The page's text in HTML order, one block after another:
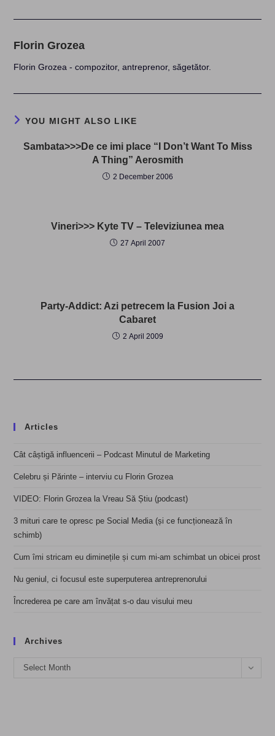
Florin Grozea
Florin Grozea - compozitor, antreprenor, săgetător.
YOU MIGHT ALSO LIKE
Sambata>>>De ce imi place “I Don’t Want To Miss
A Thing” Aerosmith
2 December 2006
Vineri>>> Kyte TV – Televiziunea mea
27 April 2007
Party-Addict: Azi petrecem la Fusion Joi a
Cabaret
2 April 2009
Articles
Cât câștigă influencerii – Podcast Minutul de Marketing
Celebru și Părinte – interviu cu Florin Grozea
VIDEO: Florin Grozea la Vreau Să Știu (podcast)
3 mituri care te opresc pe Social Media (și ce funcționează în
schimb)
Cum îmi stricam eu diminețile și cum mi-am schimbat un obicei prost
Nu geniul, ci focusul este superputerea antreprenorului
Încrederea pe care am învățat s-o dau visului meu
Archives
Archives
Select Month